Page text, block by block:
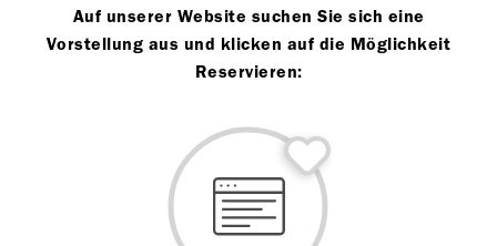
Auf unserer Website suchen Sie sich eine
Vorstellung aus und klicken auf die Möglichkeit
Reservieren: